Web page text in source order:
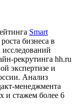
Smart
бизнеса в
рекрутинга hh.ru
экспертизе и
Анализ
менеджмента
и стажем более 6